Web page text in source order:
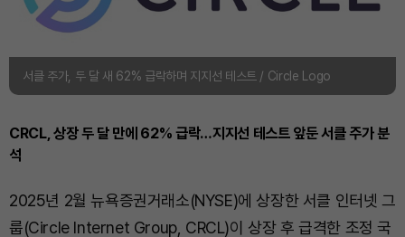
서클 주가, 두 달 새 62% 급락하며 지지선 테스트 / Circle Logo
CRCL, 상장 두 달 만에 62% 급락…지지선 테스트 앞둔 서클 주가 분
석
2025년 2월 뉴욕증권거래소(NYSE)에 상장한 서클 인터넷 그
룹(Circle Internet Group, CRCL)이 상장 후 급격한 조정 국